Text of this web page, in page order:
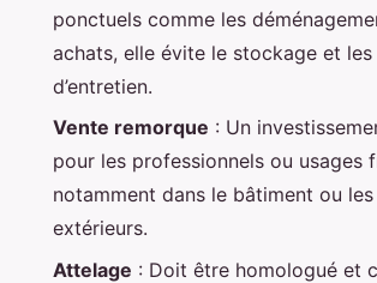
ponctuels comme les
achats, elle évite le stockage et
d’entretien.
Vente remorque : Un
pour les professionnels ou usages
notamment dans le bâtiment ou
extérieurs.
Attelage : Doit être homologué et